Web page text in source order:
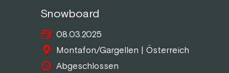
Snowboard
08.03.2025
Montafon/Gargellen | Österreich
Abgeschlossen